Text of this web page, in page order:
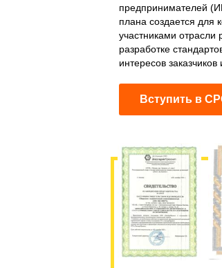
предпринимателей
плана создается для
участниками
разработке
интересов заказчиков
Вступить в